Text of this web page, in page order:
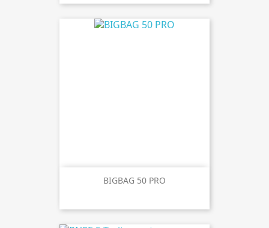
BIGBAG 50 PRO